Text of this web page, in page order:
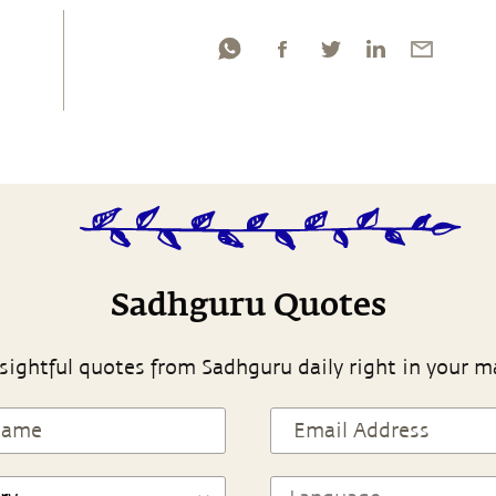
Sadhguru Quotes
quotes from Sadhguru daily right in your